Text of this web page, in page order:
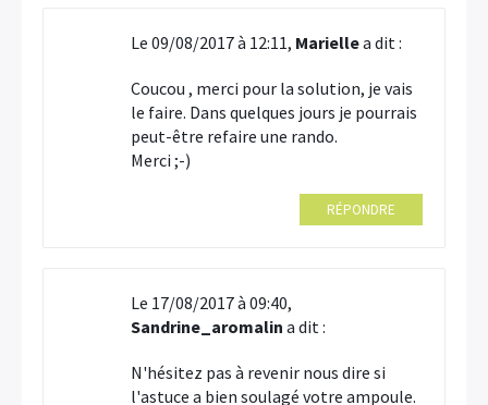
Le 09/08/2017 à 12:11, Mariellea dit :
Coucou , merci pour la solution, je vais
le faire. Dans quelques jours je pourrais
peut-être refaire une rando.
Merci ;-)
RÉPONDRE
Le 17/08/2017 à 09:40,
Sandrine_aromalin a dit :
N'hésitez pas à revenir nous dire si
l'astuce a bien soulagé votre ampoule.